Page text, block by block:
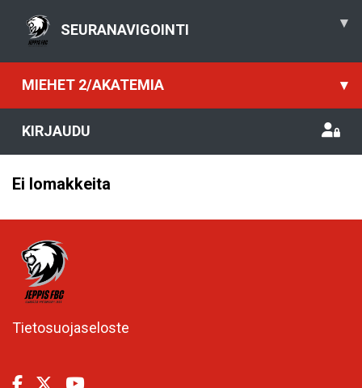
SEURANAVIGOINTI ▾
MIEHET 2/AKATEMIA ▾
KIRJAUDU
Ei lomakkeita
Tietosuojaseloste